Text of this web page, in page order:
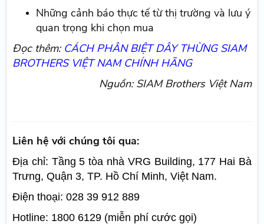
Những cảnh báo thực tế từ thị trường và lưu ý
quan trọng khi chọn mua
Đọc thêm: CÁCH PHÂN BIỆT DÂY THỪNG SIAM
BROTHERS VIỆT NAM CHÍNH HÃNG
Nguồn: SIAM Brothers Việt Nam
Liên hệ với chúng tôi qua:
Địa chỉ: Tầng 5 tòa nhà VRG Building, 177 Hai Bà
Trưng, Quận 3, TP. Hồ Chí Minh, Việt Nam.
Điện thoại: 028 39 912 889
Hotline: 1800 6129 (miễn phí cước gọi)